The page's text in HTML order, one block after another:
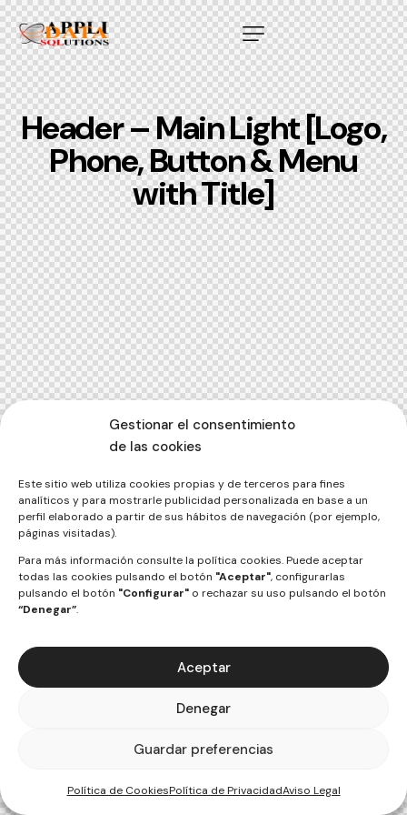
Gestionar el consentimiento
de las cookies
Este sitio web utiliza cookies propias y de terceros para fines
analíticos y para mostrarle publicidad personalizada en base a un
perfil elaborado a partir de sus hábitos de navegación (por ejemplo,
páginas visitadas).
Para más información consulte la política cookies. Puede aceptar
todas las cookies pulsando el botón "Aceptar", configurarlas
pulsando el botón "Configurar" o rechazar su uso pulsando el botón
“Denegar”.
Aceptar
Denegar
Guardar preferencias
Política de CookiesPolítica de PrivacidadAviso Legal
Header – Main Light [Logo,
Phone, Button & Menu
with Title]